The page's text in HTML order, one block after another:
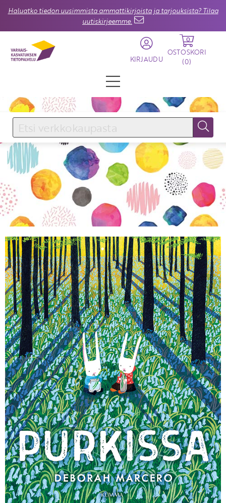
Haluatko tiedon uusimmista ammattikirjoista ja tarjouksista? Tilaa
uutiskirjeemme.
KIRJAUDU
0
OSTOSKORI
(0)
KIRJAUDU SISÄÄN
Käyttäjätunnus
Salasana
Unohtuiko salasana?
KIRJAUDU SISÄÄN
Etkö ole vielä Varhaiskasvatuksen Tietopalvelun
jäsen?
Liity tästä!